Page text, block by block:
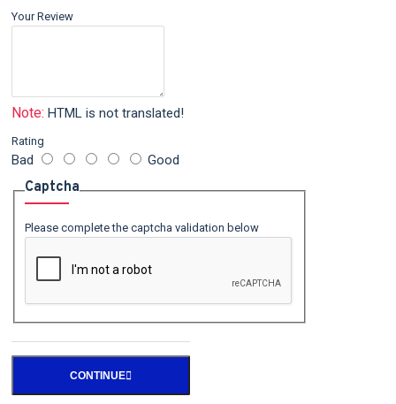
Your Review
Note: HTML is not translated!
Rating
Bad Good
Captcha
Please complete the captcha validation below
CONTINUE